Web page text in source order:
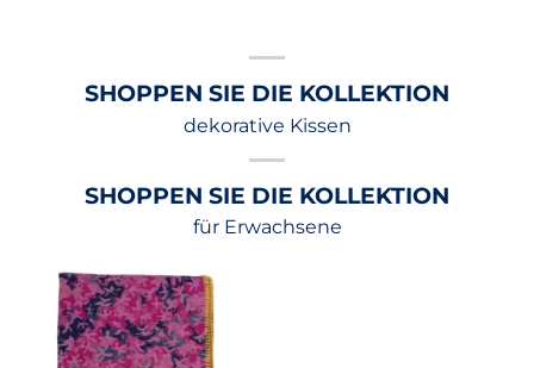
SHOPPEN SIE DIE KOLLEKTION
dekorative Kissen
SHOPPEN SIE DIE KOLLEKTION
für Erwachsene